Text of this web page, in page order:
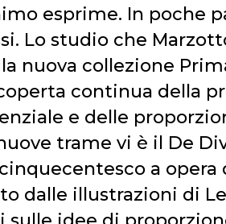
esprime. In poche
Lo studio che
nuova collezione
continua della
e delle
trame vi è il De
a opera
dalle illustrazioni di